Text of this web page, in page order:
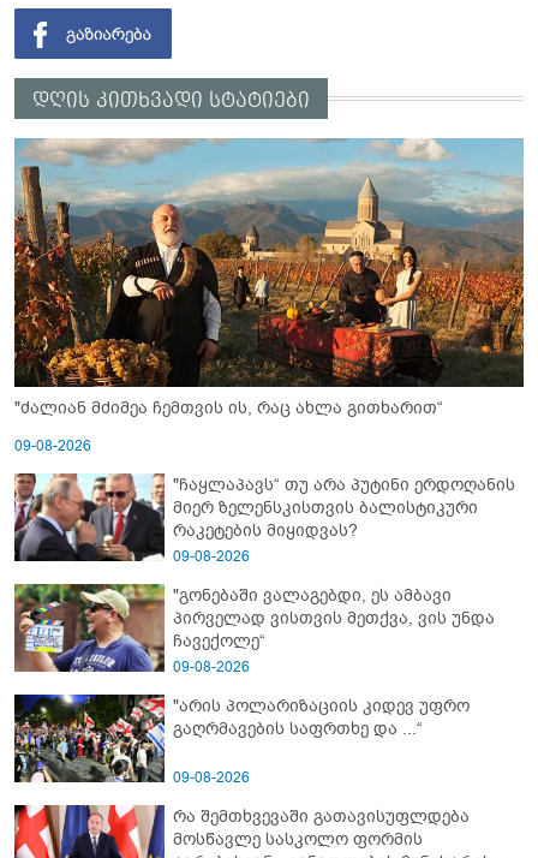
დღის კითხვადი სტატიები
"ძალიან მძიმეა ჩემთვის ის, რაც ახლა გითხარით“
09-08-2026
"ჩაყლაპავს“ თუ არა პუტინი ერდოღანის
მიერ ზელენსკისთვის ბალისტიკური
რაკეტების მიყიდვას?
09-08-2026
"გონებაში ვალაგებდი, ეს ამბავი
პირველად ვისთვის მეთქვა, ვის უნდა
ჩავექოლე“
09-08-2026
"არის პოლარიზაციის კიდევ უფრო
გაღრმავების საფრთხე და ...“
09-08-2026
რა შემთხვევაში გათავისუფლდება
მოსწავლე სასკოლო ფორმის